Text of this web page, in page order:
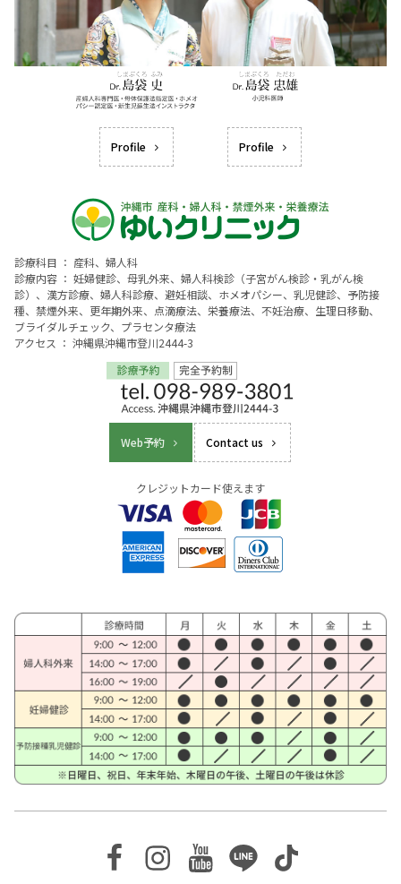
Profile Profile
診療科目 ： 産科、婦人科
診療内容 ： 妊婦健診、母乳外来、婦人科検診（子宮がん検診・乳がん検
診）、漢方診療、婦人科診療、避妊相談、ホメオパシー、乳児健診、予防接
種、禁煙外来、更年期外来、点滴療法、栄養療法、不妊治療、生理日移動、
ブライダルチェック、プラセンタ療法
アクセス ： 沖縄県沖縄市登川2444-3
Web予約 Contact us
クレジットカード使えます
Facebook
Instagram
Youtube
LineTikTok